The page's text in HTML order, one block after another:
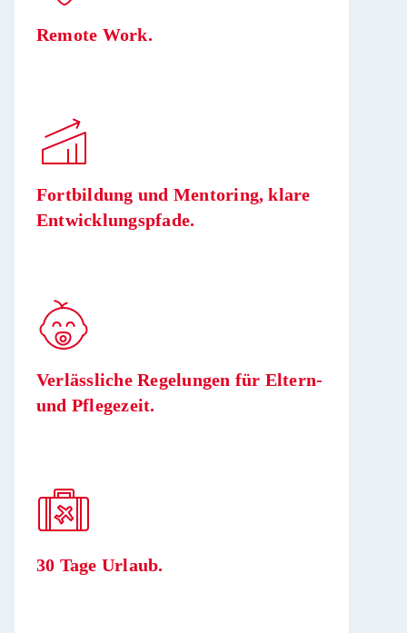
Remote Work.
Fortbildung und Mentoring, klare
Entwicklungspfade.
Verlässliche Regelungen für Eltern-
und Pflegezeit.
30 Tage Urlaub.